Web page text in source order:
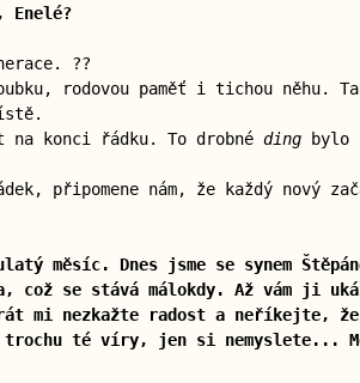
Enelé?
??
rodovou paměť i tichou něhu.
na konci řádku. To drobné ding bylo
připomene nám, že každý nový
Dnes jsme se synem
se stává málokdy. Až vám ji
mi nezkažte radost a neříkejte,
trochu té víry, jen si nemyslete...